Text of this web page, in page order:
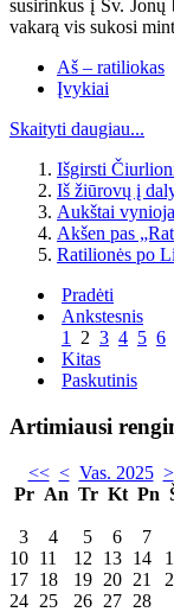
susirinkus į Šv. Jonų
vakarą vis sukosi
Aš – ratiliokas
Įvykiai
Skaityti daugiau...
Išgirsti
Iš žiūrovų į
Aukštai
Akšen pas
Ratilionės po
Pradėti
Ankstesnis
1 2 3 4 5 6
Kitas
Paskutinis
Artimiausi
<< < Vas. 2025 >
Pr An Tr Kt Pn
3
4 5 6 7
10 11 12 13 14
17 18 19 20 21
24 25 26 27 28